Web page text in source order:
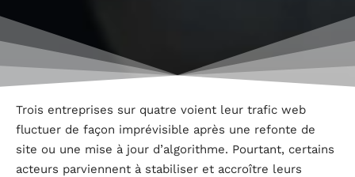
Trois entreprises sur quatre voient leur trafic web
fluctuer de façon imprévisible après une refonte de
site ou une mise à jour d’algorithme. Pourtant, certains
acteurs parviennent à stabiliser et accroître leurs